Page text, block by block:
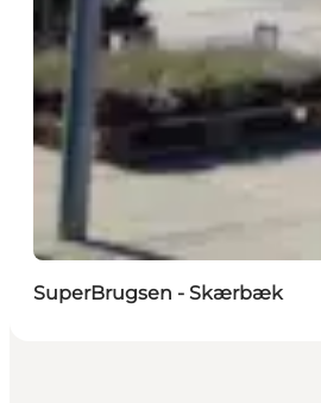
SuperBrugsen - Skærbæk